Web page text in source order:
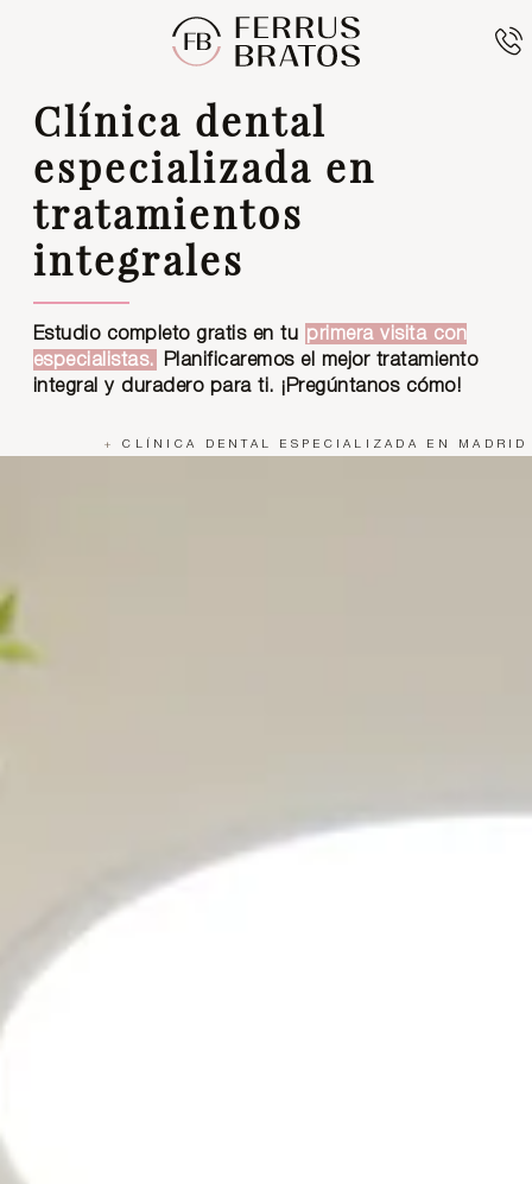
+ CLÍNICA DENTAL ESPECIALIZADA EN MADRID
Clínica dental
especializada en
tratamientos
integrales
Estudio completo gratis en tu primera visita con
especialistas.
Planificaremos el mejor tratamiento
integral y duradero para ti. ¡Pregúntanos cómo!